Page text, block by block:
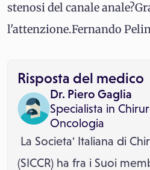
stenosi del canale
l'attenzione.Fernando
Risposta del medico
Dr. Piero Gaglia
Specialista in
Oncologia
La Societa' Italiana di
(SICCR) ha fra i Suoi